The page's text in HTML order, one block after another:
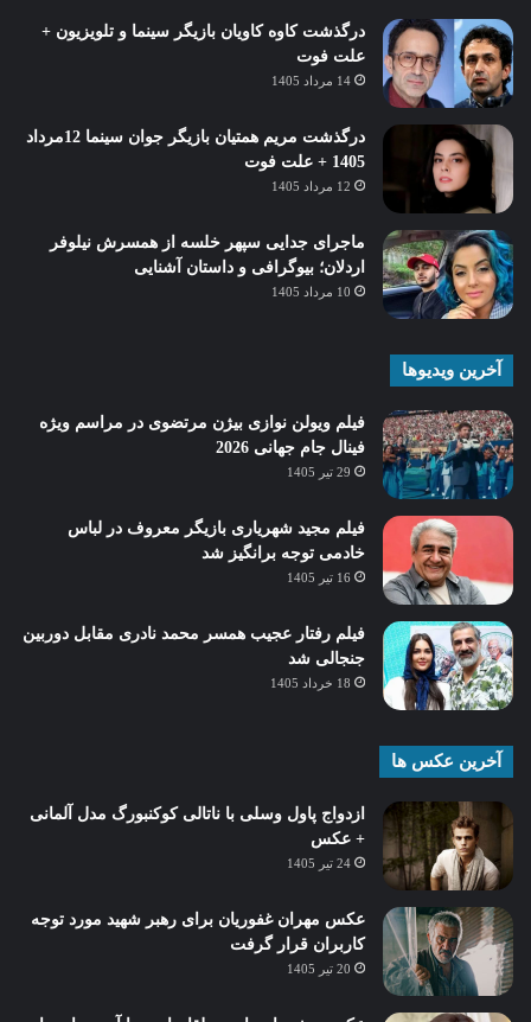
درگذشت کاوه کاویان بازیگر سینما و تلویزیون +
علت فوت
14 مرداد 1405
درگذشت مریم همتیان بازیگر جوان سینما 12مرداد
1405 + علت فوت
12 مرداد 1405
ماجرای جدایی سپهر خلسه از همسرش نیلوفر
اردلان؛ بیوگرافی و داستان آشنایی
10 مرداد 1405
آخرین ویدیوها
فیلم ویولن نوازی بیژن مرتضوی در مراسم ویژه
فینال جام جهانی 2026
29 تیر 1405
فیلم مجید شهریاری بازیگر معروف در لباس
خادمی توجه برانگیز شد
16 تیر 1405
فیلم رفتار عجیب همسر محمد نادری مقابل دوربین
جنجالی شد
18 خرداد 1405
آخرین عکس ها
ازدواج پاول وسلی با ناتالی کوکنبورگ مدل آلمانی
+ عکس
24 تیر 1405
عکس مهران غفوریان برای رهبر شهید مورد توجه
کاربران قرار گرفت
20 تیر 1405